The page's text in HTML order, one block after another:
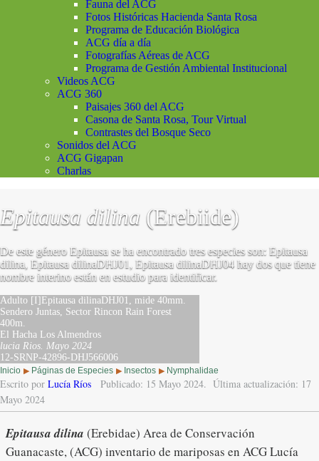
Fauna del ACG
Fotos Históricas Hacienda Santa Rosa
Programa de Educación Biológica
ACG día a día
Fotografías Aéreas de ACG
Programa de Gestión Ambiental Institucional
Videos ACG
ACG 360
Paisajes 360 del ACG
Casona de Santa Rosa, Tour Virtual
Contrastes del Bosque Seco
Sonidos del ACG
ACG Gigapan
Charlas
Epitausa dilina (Erebiide)
De este género Epitausa se ha encontrado tres especies son: Epitausa
dilina, Epitausa dilinaDHJ01, Epitausa dilinaDHJ04 hay dos que tiene
nombre interino están en estudio para identificar.
Adulto [I]Epitausa dilinaDHJ01, mide 40mm.
Sendero Juntas, Sector Rincon Rain Forest
400m.
El Hacha Los Almendros
lucia Rios. Mayo 2024
12-SRNP-42896-DHJ566006
Inicio ▶ Páginas de Especies ▶ Insectos ▶ Nymphalidae
Escrito por Lucía Ríos Publicado: 15 Mayo 2024. Última actualización: 17
Mayo 2024
Epitausa dilina (Erebidae) Area de Conservación
Guanacaste, (ACG) inventario de mariposas en ACG Lucía